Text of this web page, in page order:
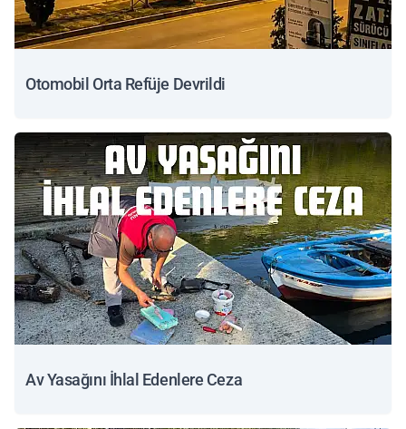
Otomobil Orta Refüje Devrildi
Av Yasağını İhlal Edenlere Ceza